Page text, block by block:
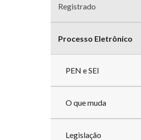
divisões
Registrado
Processo Eletrônico
PEN e SEI
O que muda
Legislação